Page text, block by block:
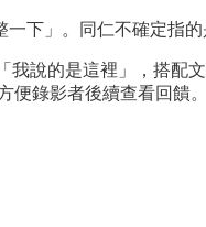
下」。同仁不確定指
說的是這裡」，搭配
便錄影者後續查看回饋。